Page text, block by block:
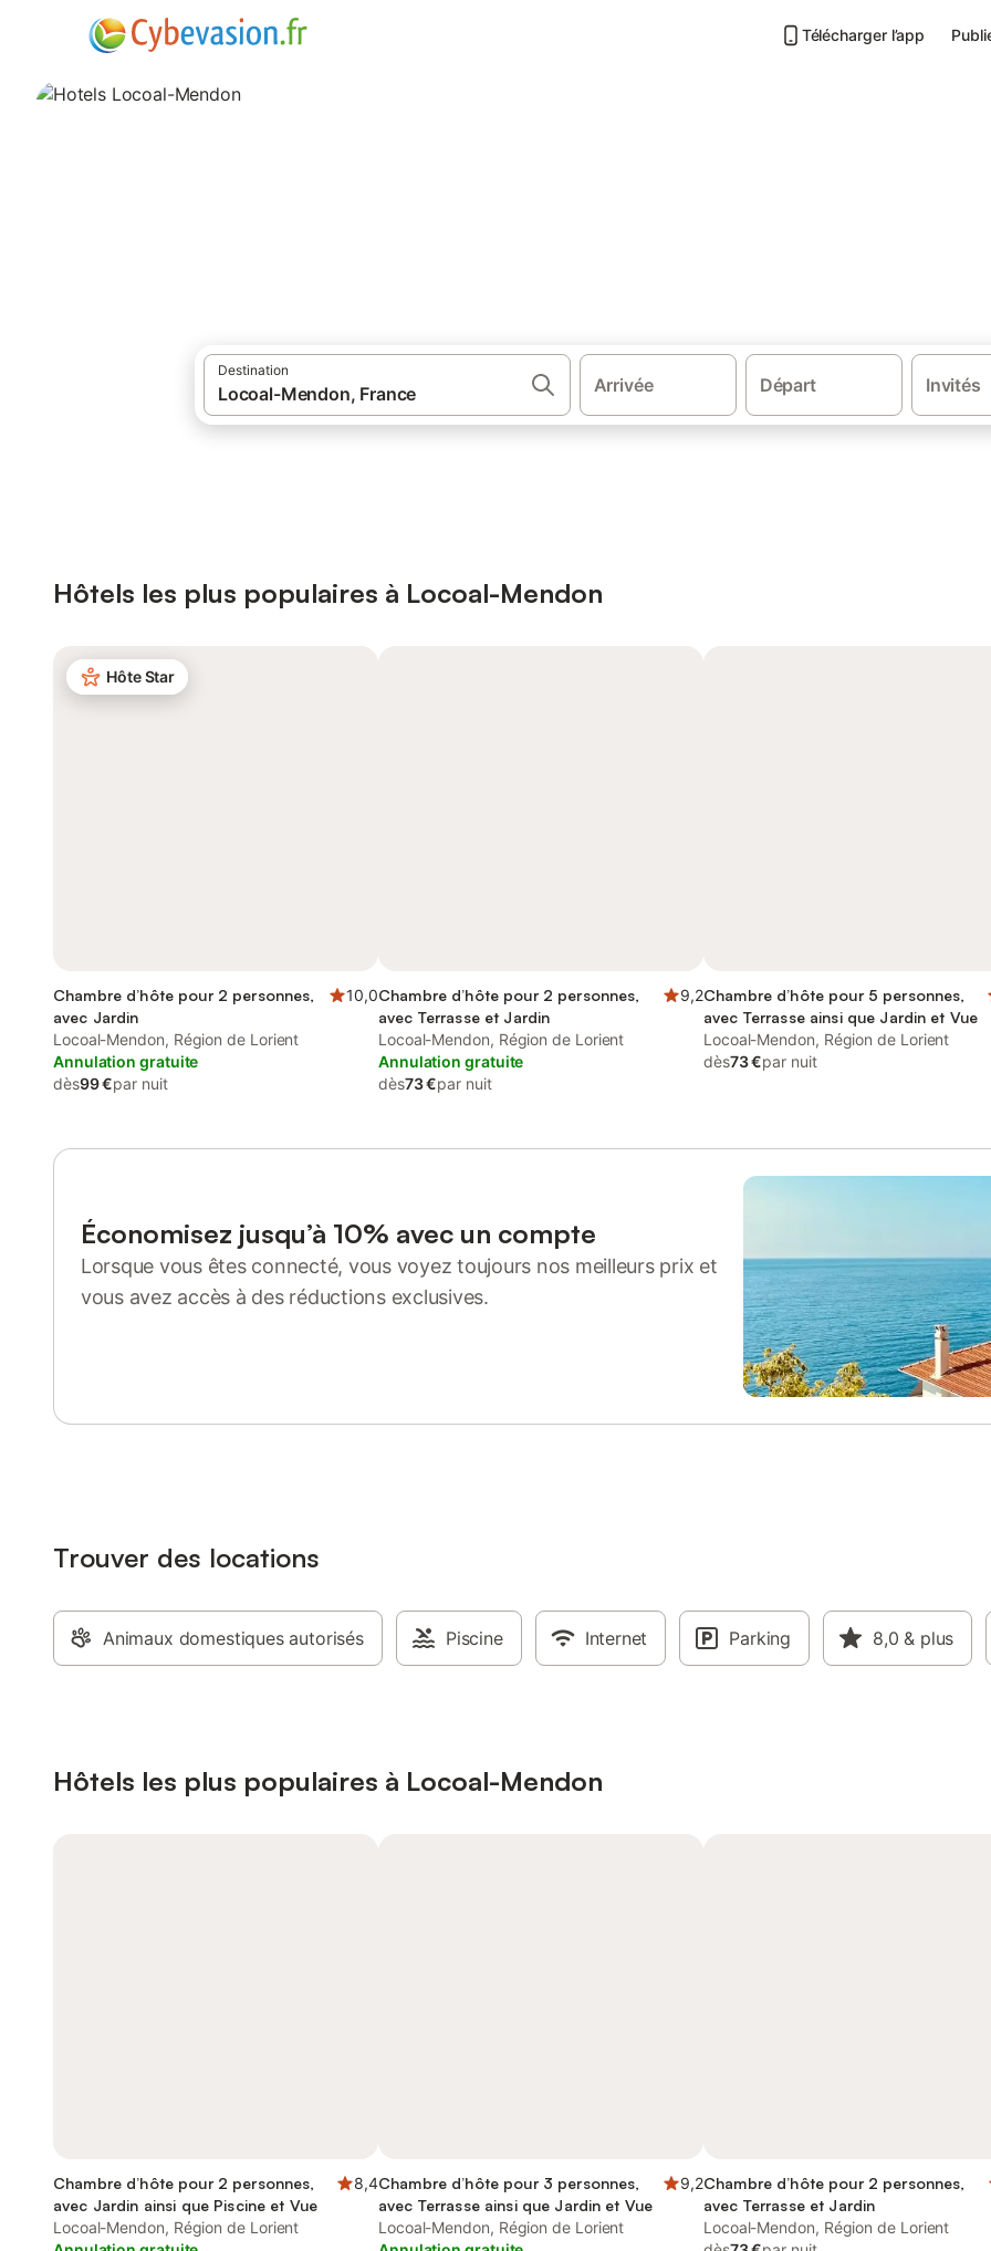
Télécharger l’app
Destination
Arrivée Départ Invités
Hôtels les plus populaires à Locoal-Mendon
Hôte Star
Chambre d’hôte pour 2 personnes,
avec Jardin
10,0
Locoal-Mendon, Région de Lorient
Annulation gratuite
dès99 €par nuit
Chambre d’hôte pour 2 personnes,
avec Terrasse et Jardin
9,2
Locoal-Mendon, Région de Lorient
Annulation gratuite
dès73 €par nuit
Chambre d’hôte pour 5 personnes,
avec Terrasse ainsi que Jardin et Vue
Locoal-Mendon, Région de Lorient
dès73 €par nuit
Économisez jusqu’à 10% avec un compte
Lorsque vous êtes connecté, vous voyez toujours nos meilleurs prix et
vous avez accès à des réductions exclusives.
Trouver des locations
Animaux domestiques autorisés Piscine Internet Parking 8,0 & plus
Hôtels les plus populaires à Locoal-Mendon
Chambre d’hôte pour 2 personnes,
avec Jardin ainsi que Piscine et Vue
8,4
Locoal-Mendon, Région de Lorient
Chambre d’hôte pour 3 personnes,
avec Terrasse ainsi que Jardin et Vue
9,2
Locoal-Mendon, Région de Lorient
Chambre d’hôte pour 2 personnes,
avec Terrasse et Jardin
Locoal-Mendon, Région de Lorient